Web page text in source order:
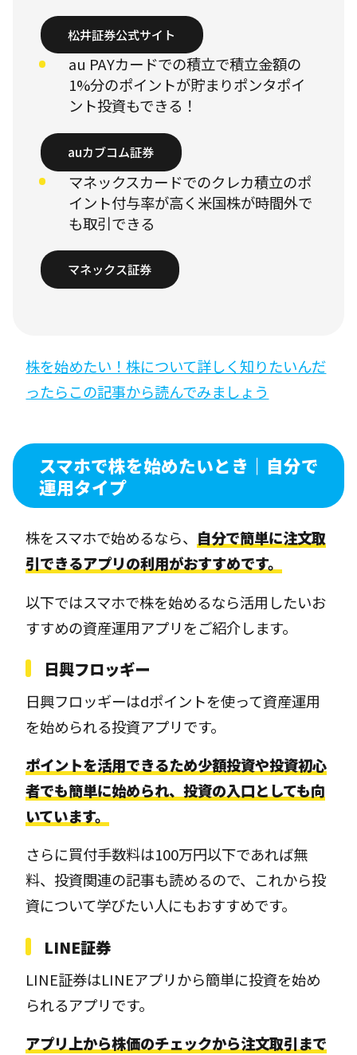
松井証券公式サイト
au PAYカードでの積立で積立金額の
1%分のポイントが貯まりポンタポイ
ント投資もできる！
auカブコム証券
マネックスカードでのクレカ積立のポ
イント付与率が高く米国株が時間外で
も取引できる
マネックス証券
株を始めたい！株について詳しく知りたいんだ
ったらこの記事から読んでみましょう
スマホで株を始めたいとき｜自分で
運用タイプ
株をスマホで始めるなら、 自分で簡単に注文取
引できるアプリの利用がおすすめです。
以下ではスマホで株を始めるなら活用したいお
すすめの資産運用アプリをご紹介します。
日興フロッギー
日興フロッギーはdポイントを使って資産運用
を始められる投資アプリです。
ポイントを活用できるため少額投資や投資初心
者でも簡単に始められ、投資の入口としても向
いています。
さらに買付手数料は100万円以下であれば無
料、投資関連の記事も読めるので、これから投
資について学びたい人にもおすすめです。
LINE証券
LINE証券はLINEアプリから簡単に投資を始め
られるアプリです。
アプリ上から株価のチェックから注文取引まで